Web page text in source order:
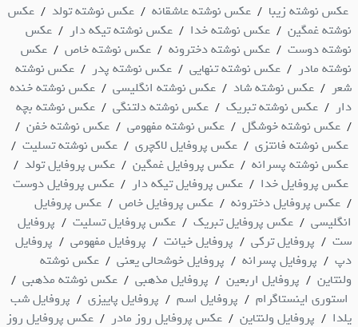
عکس نوشته زیبا / عکس نوشته عاشقانه / عکس نوشته تولد / عکس
نوشته غمگین / عکس نوشته خدا / عکس نوشته تیکه دار / عکس
نوشته دوست / عکس نوشته دخترونه / عکس نوشته خاص / عکس
نوشته مادر / عکس نوشته تنهایی / عکس نوشته پدر / عکس نوشته
شعر / عکس نوشته شاد / عکس نوشته انگلیسی / عکس نوشته خنده
دار / عکس نوشته تبریک / عکس نوشته دلتنگی / عکس نوشته بچه
/ عکس نوشته خوشگل / عکس نوشته مفهومی / عکس نوشته خفن /
عکس نوشته فانتزی / عکس پروفایل لاکچری / عکس نوشته تسلیت /
عکس نوشته پسرانه / عکس پروفایل غمگین / عکس پروفایل تولد /
عکس پروفایل خدا / عکس پروفایل تیکه دار / عکس پروفایل دوست
/ عکس پروفایل دخترونه / عکس پروفایل خاص / عکس پروفایل
انگلیسی / عکس پروفایل تبریک / عکس پروفایل تسلیت / پروفایل
ست / پروفایل ترکی / پروفایل خیانت / پروفایل مفهومی / پروفایل
دپ / پروفایل پسرانه / پروفایل خوشحالی یعنی / عکس نوشته
ولنتاین / پروفایل اربعین / پروفایل مذهبی / عکس نوشته مذهبی /
استوری اینستاگرام / پروفایل اسم / پروفایل پاییزی / پروفایل شب
یلدا / پروفایل ولنتاین / عکس پروفایل روز مادر / عکس پروفایل روز